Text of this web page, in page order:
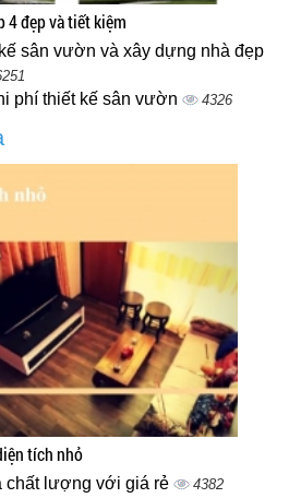
4 đẹp và tiết kiệm
sân vườn và xây dựng nhà đẹp
phí thiết kế sân vườn 4326
tích nhỏ
chất lượng với giá rẻ 4382